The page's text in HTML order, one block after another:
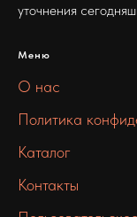
уточнения
Меню
О нас
Политика
Каталог
Контакты